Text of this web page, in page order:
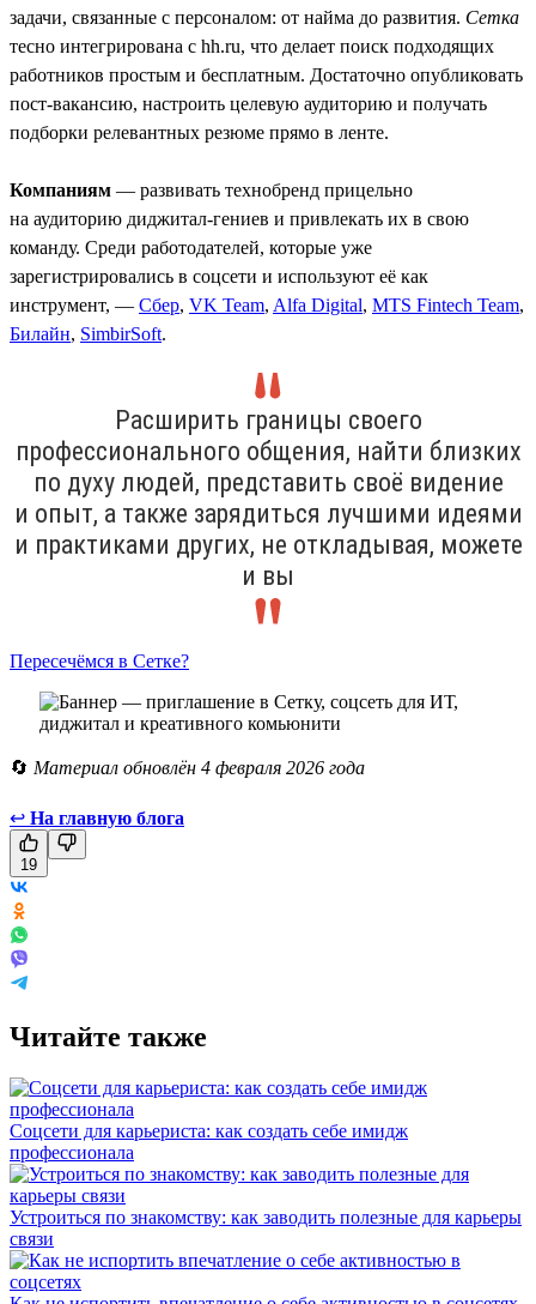
задачи, связанные с персоналом: от найма до развития. Сетка
тесно интегрирована с hh.ru, что делает поиск подходящих
работников простым и бесплатным. Достаточно опубликовать
пост-вакансию, настроить целевую аудиторию и получать
подборки релевантных резюме прямо в ленте.
Компаниям — развивать технобренд прицельно
на аудиторию диджитал-гениев и привлекать их в свою
команду. Среди работодателей, которые уже
зарегистрировались в соцсети и используют её как
инструмент, — Сбер, VK Team, Alfa Digital, MTS Fintech Team,
Билайн, SimbirSoft.
Расширить границы своего
профессионального общения, найти близких
по духу людей, представить своё видение
и опыт, а также зарядиться лучшими идеями
и практиками других, не откладывая, можете
и вы
Пересечёмся в Сетке?
🔄 Материал обновлён 4 февраля 2026 года
↩ На главную блога
19
Читайте также
Соцсети для карьериста: как создать себе имидж
профессионала
Устроиться по знакомству: как заводить полезные для карьеры
связи